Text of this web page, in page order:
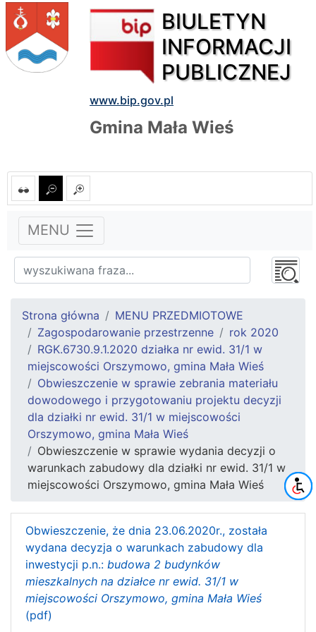
BIULETYN
INFORMACJI
PUBLICZNEJ
www.bip.gov.pl
Gmina Mała Wieś
MENU
Strona główna
MENU PRZEDMIOTOWE
Zagospodarowanie przestrzenne
rok 2020
RGK.6730.9.1.2020 działka nr ewid. 31/1 w
miejscowości Orszymowo, gmina Mała Wieś
Obwieszczenie w sprawie zebrania materiału
dowodowego i przygotowaniu projektu decyzji
dla działki nr ewid. 31/1 w miejscowości
Orszymowo, gmina Mała Wieś
Obwieszczenie w sprawie wydania decyzji o
warunkach zabudowy dla działki nr ewid. 31/1 w
miejscowości Orszymowo, gmina Mała Wieś
Obwieszczenie, że dnia 23.06.2020r., została
wydana decyzja o warunkach zabudowy dla
inwestycji p.n.: budowa 2 budynków
mieszkalnych na działce nr ewid. 31/1 w
miejscowości Orszymowo, gmina Mała Wieś
(pdf)